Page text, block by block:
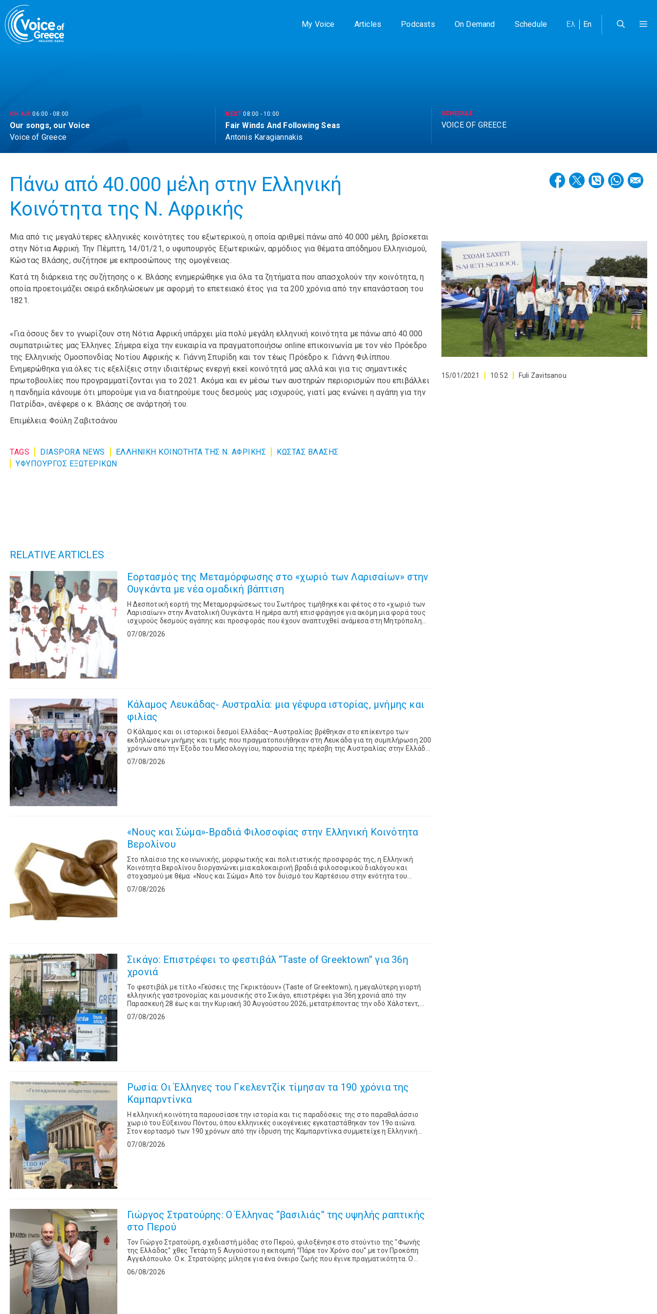
Skip
to
content
My Voice Articles Podcasts On Demand Schedule Ελ En
ON AIR06:00 -08:00
Our songs, our Voice
Voice of Greece
NEXT08:00 - 10:00
Fair Winds And Following Seas
Antonis Karagiannakis
SCHEDULE
VOICE OF GREECE
Πάνω από 40.000 μέλη στην Ελληνική
Κοινότητα της Ν. Αφρικής
Μια από τις μεγαλύτερες ελληνικές κοινότητες του εξωτερικού, η οποία αριθμεί πάνω από 40.000 μέλη, βρίσκεται
στην Νότια Αφρική. Την Πέμπτη, 14/01/21, ο υφυπουργός Εξωτερικών, αρμόδιος για θέματα απόδημου Ελληνισμού,
Κώστας Βλάσης, συζήτησε με εκπροσώπους της ομογένειας.
Κατά τη διάρκεια της συζήτησης ο κ. Βλάσης ενημερώθηκε για όλα τα ζητήματα που απασχολούν την κοινότητα, η
οποία προετοιμάζει σειρά εκδηλώσεων με αφορμή το επετειακό έτος για τα 200 χρόνια από την επανάσταση του
1821.
«Για όσους δεν το γνωρίζουν στη Νότια Αφρική υπάρχει μία πολύ μεγάλη ελληνική κοινότητα με πάνω από 40.000
συμπατριώτες μας Έλληνες. Σήμερα είχα την ευκαιρία να πραγματοποιήσω online επικοινωνία με τον νέο Πρόεδρο
της Ελληνικής Ομοσπονδίας Νοτίου Αφρικής κ. Γιάννη Σπυρίδη και τον τέως Πρόεδρο κ. Γιάννη Φιλίππου.
Ενημερώθηκα για όλες τις εξελίξεις στην ιδιαιτέρως ενεργή εκεί κοινότητά μας αλλά και για τις σημαντικές
πρωτοβουλίες που προγραμματίζονται για το 2021. Ακόμα και εν μέσω των αυστηρών περιορισμών που επιβάλλει
η πανδημία κάνουμε ότι μπορούμε για να διατηρούμε τους δεσμούς μας ισχυρούς, γιατί μας ενώνει η αγάπη για την
Πατρίδα», ανέφερε ο κ. Βλάσης σε ανάρτησή του.
Επιμέλεια: Φούλη Ζαβιτσάνου
TAGS DIASPORA NEWS ΕΛΛΗΝΙΚΗ ΚΟΙΝΟΤΗΤΑ ΤΗΣ Ν. ΑΦΡΙΚΗΣ
ΚΩΣΤΑΣ ΒΛΑΣΗΣ
ΥΦΥΠΟΥΡΓΟΣ ΕΞΩΤΕΡΙΚΩΝ
15/01/2021 10:52 Fuli Zavitsanou
RELATIVE ARTICLES
Εορτασμός της Μεταμόρφωσης στο «χωριό των Λαρισαίων» στην
Ουγκάντα με νέα ομαδική βάπτιση
Η Δεσποτική εορτή της Μεταμορφώσεως του Σωτήρος τιμήθηκε και φέτος στο «χωριό των
Λαρισαίων» στην Ανατολική Ουγκάντα. Η ημέρα αυτή επισφράγησε για ακόμη μια φορά τους
ισχυρούς δεσμούς αγάπης και προσφοράς που έχουν αναπτυχθεί ανάμεσα στη Μητρόπολη
07/08/2026
Κάλαμος Λευκάδας- Αυστραλία: μια γέφυρα ιστορίας, μνήμης και
φιλίας
Ο Κάλαμος και οι ιστορικοί δεσμοί Ελλάδας–Αυστραλίας βρέθηκαν στο επίκεντρο των
εκδηλώσεων μνήμης και τιμής που πραγματοποιήθηκαν στη Λευκάδα για τη συμπλήρωση 200
χρόνων από την Έξοδο του Μεσολογγίου, παρουσία της πρέσβη της Αυστραλίας στην Ελλάδα,
07/08/2026
«Νους και Σώμα»-Βραδιά Φιλοσοφίας στην Ελληνική Κοινότητα
Βερολίνου
Στο πλαίσιο της κοινωνικής, μορφωτικής και πολιτιστικής προσφοράς της, η Ελληνική
Κοινότητα Βερολίνου διοργανώνει μια καλοκαιρινή βραδιά φιλοσοφικού διαλόγου και
στοχασμού με θέμα: «Νους και Σώμα» Από τον δυϊσμό του Καρτέσιου στην ενότητα του
07/08/2026
Σικάγο: Επιστρέφει το φεστιβάλ “Taste of Greektown” για 36η
χρονιά
Το φεστιβάλ με τίτλο «Γεύσεις της Γκρικτάουν» (Taste of Greektown), η μεγαλύτερη γιορτή
ελληνικής γαστρονομίας και μουσικής στο Σικάγο, επιστρέφει για 36η χρονιά από την
Παρασκευή 28 έως και την Κυριακή 30 Αυγούστου 2026, μετατρέποντας την οδό Χάλστεντ,
07/08/2026
Ρωσία: Οι Έλληνες του Γκελεντζίκ τίμησαν τα 190 χρόνια της
Καμπαρντίνκα
Η ελληνική κοινότητα παρουσίασε την ιστορία και τις παραδόσεις της στο παραθαλάσσιο
χωριό του Εύξεινου Πόντου, όπου ελληνικές οικογένειες εγκαταστάθηκαν τον 19ο αιώνα.
Στον εορτασμό των 190 χρόνων από την ίδρυση της Καμπαρντίνκα συμμετείχε η Ελληνική
07/08/2026
Γιώργος Στρατούρης: Ο Έλληνας “βασιλιάς” της υψηλής ραπτικής
στο Περού
Toν Γιώργο Στρατούρη, σχεδιαστή μόδας στο Περού, φιλοξένησε στο στούντιο της "Φωνής
της Ελλάδας" χθες Τετάρτη 5 Αυγούστου η εκπομπή ”Πάρε τον Χρόνο σου” με τον Προκόπη
Αγγελόπουλο. Ο κ. Στρατούρης μίλησε για ένα όνειρο ζωής που έγινε πραγματικότητα. Ο
06/08/2026